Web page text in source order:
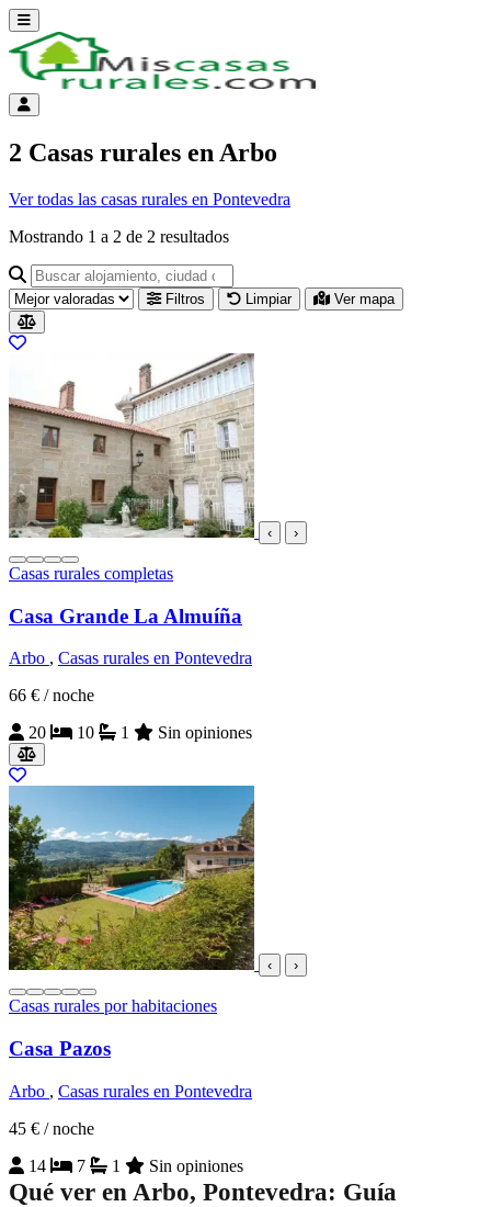
Abrir menú
Menú de cuenta
2 Casas rurales en Arbo
Ver todas las casas rurales en Pontevedra
Mostrando 1 a 2 de 2 resultados
Buscar alojamiento, ciudad o provincia para ir a su página
Filtros Limpiar Ver mapa
Resultados del listado
‹ ›
Casas rurales completas
Casa Grande La Almuíña
Arbo , Casas rurales en Pontevedra
66 € / noche
20
10 1 Sin opiniones
‹ ›
Casas rurales por habitaciones
Casa Pazos
Arbo , Casas rurales en Pontevedra
45 € / noche
14
7 1 Sin opiniones
Qué ver en Arbo, Pontevedra: Guía